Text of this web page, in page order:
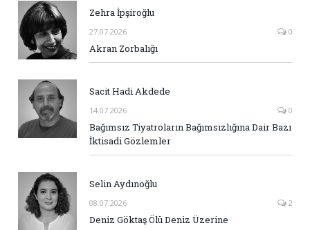
Zehra İpşiroğlu
27.07.2026 0
Akran Zorbalığı
Sacit Hadi Akdede
14.07.2026 0
Bağımsız Tiyatroların Bağımsızlığına Dair Bazı
İktisadi Gözlemler
Selin Aydınoğlu
08.07.2026 2
Deniz Göktaş Ölü Deniz Üzerine